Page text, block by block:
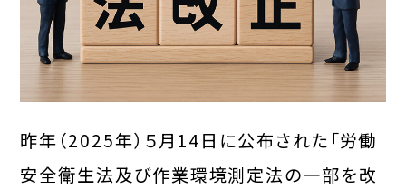
昨年（2025年）５月14日に公布された「労働
安全衛生法及び作業環境測定法の一部を改